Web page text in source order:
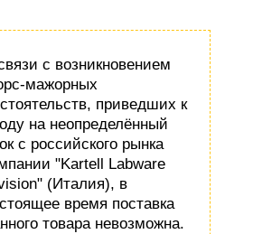
с возникновением
мажорных
приведших к
на неопределённый
с российского рынка
"Kartell Labware
(Италия), в
время поставка
товара невозможна.